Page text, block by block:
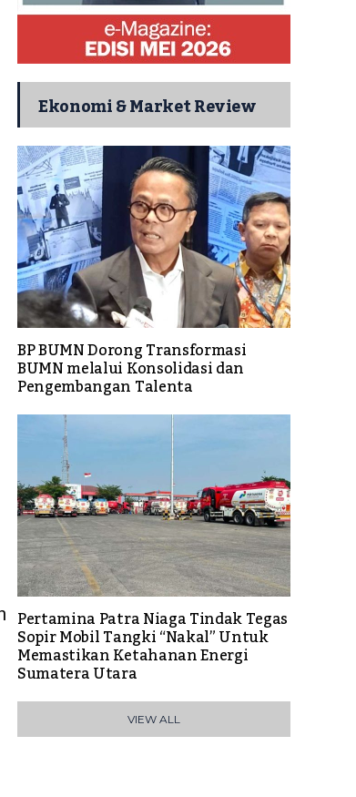
Ekonomi & Market Review
BP BUMN Dorong Transformasi
BUMN melalui Konsolidasi dan
Pengembangan Talenta
Pertamina Patra Niaga Tindak Tegas
Sopir Mobil Tangki “Nakal” Untuk
Memastikan Ketahanan Energi
Sumatera Utara
VIEW ALL